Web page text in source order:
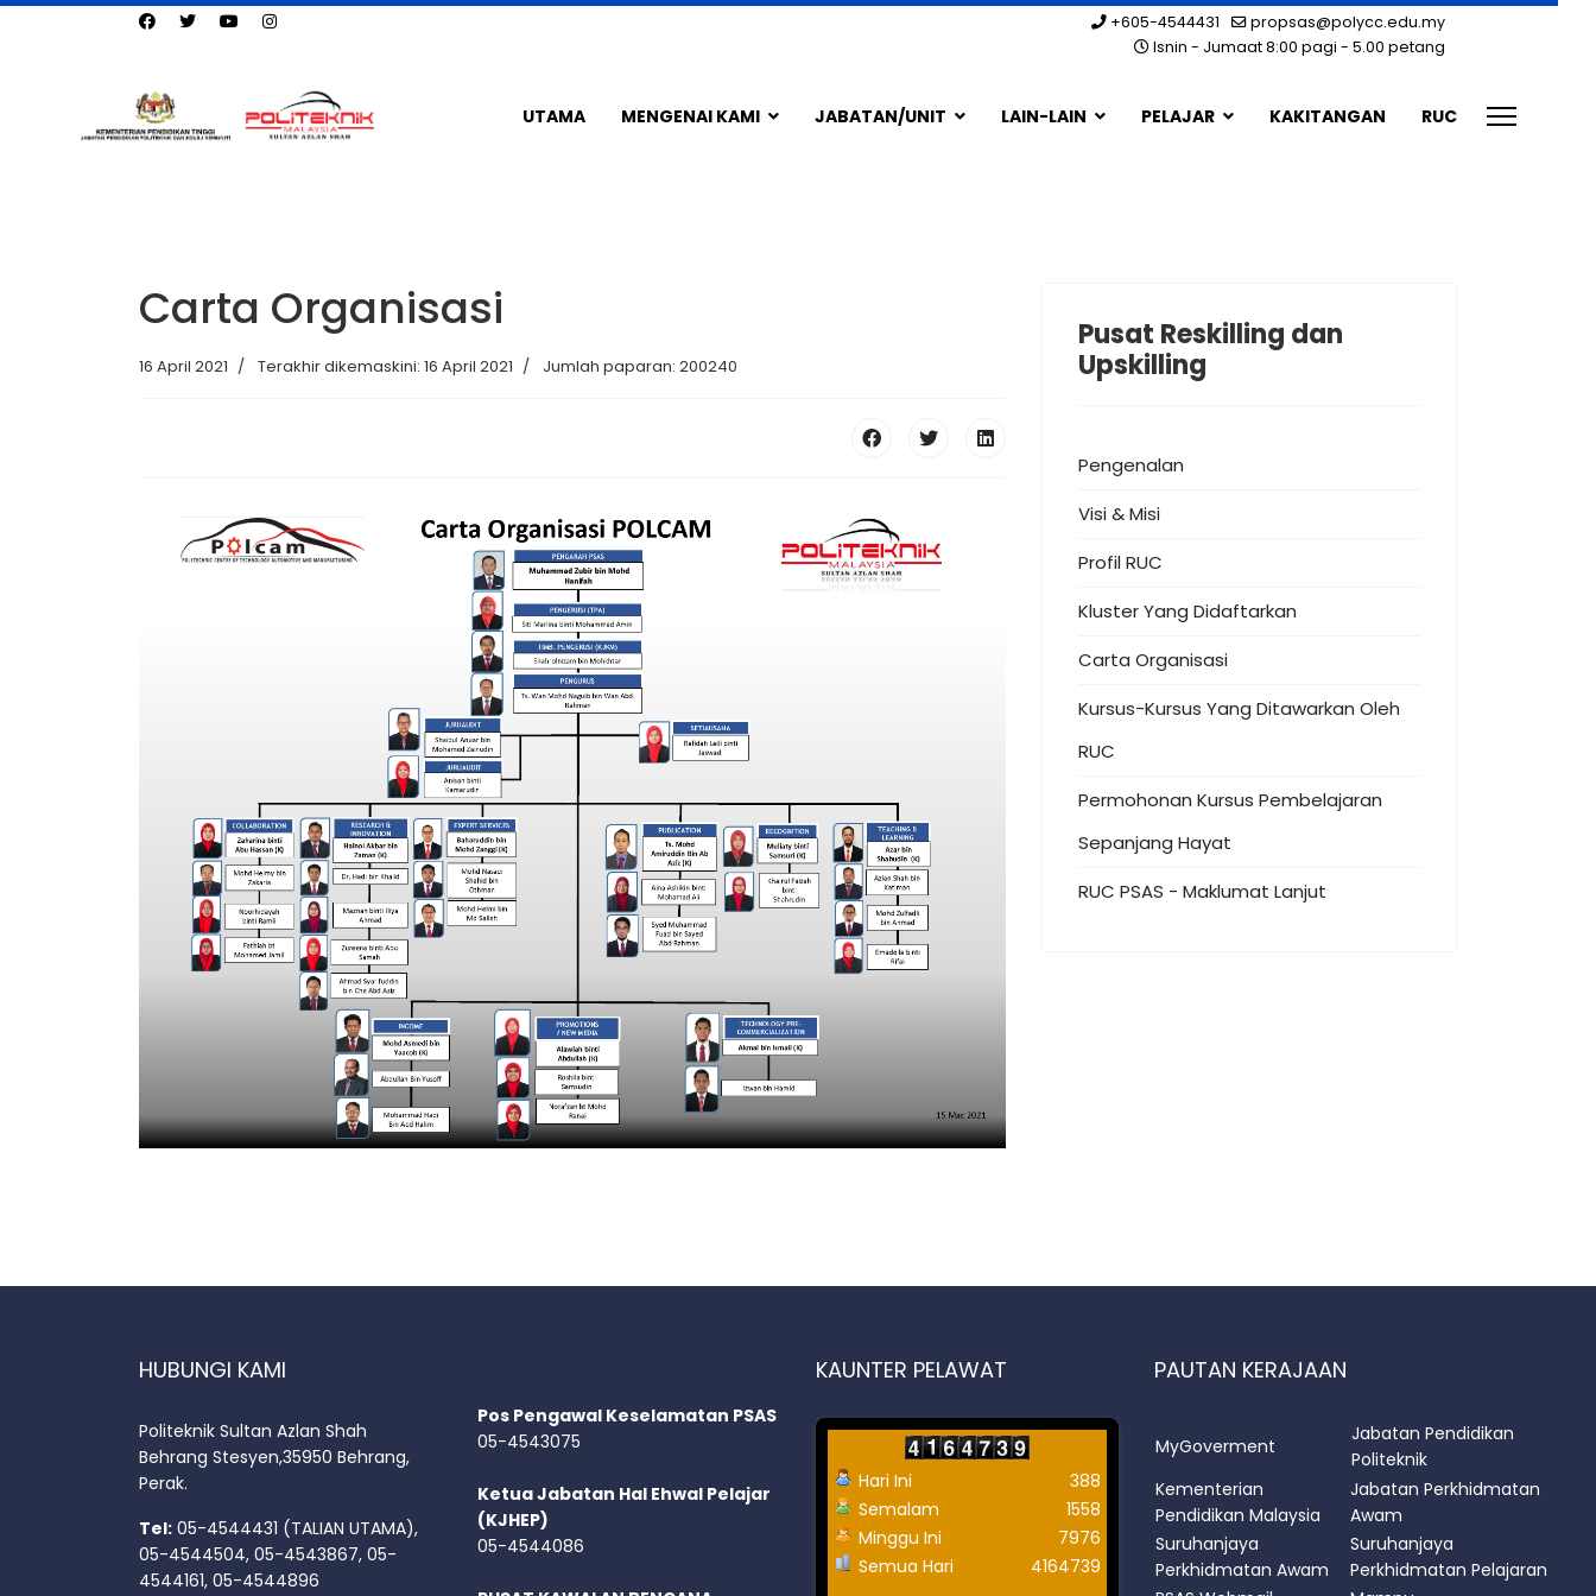
+605-4544431
propsas@polycc.edu.my
Isnin - Jumaat 8:00 pagi - 5.00 petang
UTAMA MENGENAI KAMI JABATAN/UNIT LAIN-LAIN PELAJAR KAKITANGAN RUC
Carta Organisasi
16 April 2021 Terakhir dikemaskini: 16 April 2021 Jumlah paparan: 200240
Pusat Reskilling dan
Upskilling
Pengenalan
Visi & Misi
Profil RUC
Kluster Yang Didaftarkan
Carta Organisasi
Kursus-Kursus Yang Ditawarkan Oleh
RUC
Permohonan Kursus Pembelajaran
Sepanjang Hayat
RUC PSAS - Maklumat Lanjut
HUBUNGI KAMI
Politeknik Sultan Azlan Shah
Behrang Stesyen,35950 Behrang,
Perak.
Tel: 05-4544431 (TALIAN UTAMA),
05-4544504, 05-4543867, 05-
4544161, 05-4544896
Pos Pengawal Keselamatan PSAS
05-4543075
Ketua Jabatan Hal Ehwal Pelajar
(KJHEP)
05-4544086
KAUNTER PELAWAT
Hari Ini
Semalam
Minggu Ini
Semua Hari
388
1558
7976
4164739
PAUTAN KERAJAAN
MyGoverment
Jabatan Pendidikan
Politeknik
Kementerian
Pendidikan Malaysia
Jabatan Perkhidmatan
Awam
Suruhanjaya
Perkhidmatan Awam
Suruhanjaya
Perkhidmatan Pelajaran